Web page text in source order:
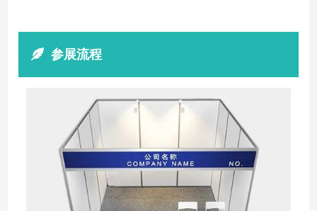
参展流程